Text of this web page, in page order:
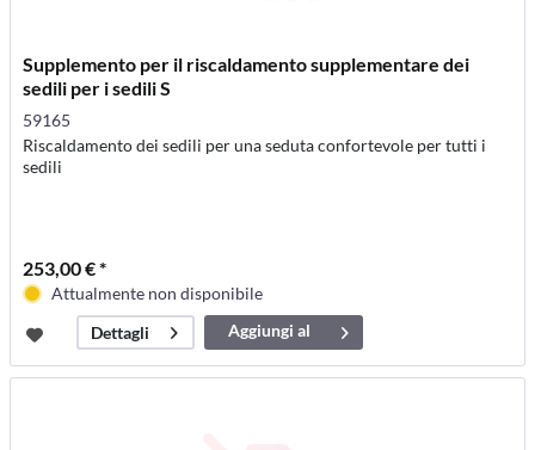
Supplemento per il riscaldamento supplementare dei
sedili per i sedili S
59165
Riscaldamento dei sedili per una seduta confortevole per tutti i
sedili
253,00 € *
Attualmente non disponibile
Dettagli
Aggiungi al
carrello